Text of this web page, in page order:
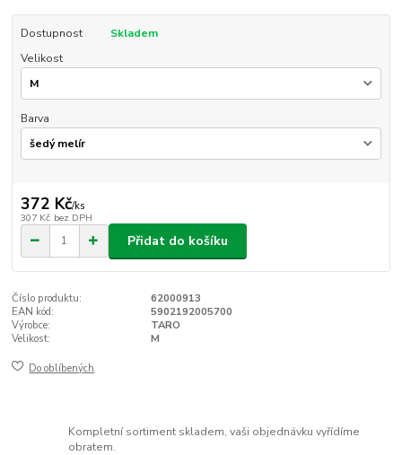
Dostupnost
Skladem
Velikost
Barva
372 Kč/ks
307 Kč bez DPH
Přidat do košíku
Číslo produktu:
62000913
EAN kód:
5902192005700
Výrobce:
TARO
Velikost:
M
Do oblíbených
Kompletní sortiment skladem, vaši objednávku vyřídíme
obratem.